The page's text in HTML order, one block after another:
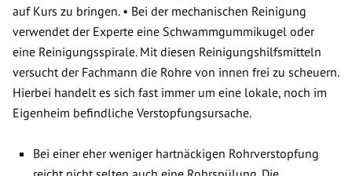
auf Kurs zu bringen. • Bei der mechanischen Reinigung
verwendet der Experte eine Schwammgummikugel oder
eine Reinigungsspirale. Mit diesen Reinigungshilfsmitteln
versucht der Fachmann die Rohre von innen frei zu scheuern.
Hierbei handelt es sich fast immer um eine lokale, noch im
Eigenheim befindliche Verstopfungsursache.
Bei einer eher weniger hartnäckigen Rohrverstopfung